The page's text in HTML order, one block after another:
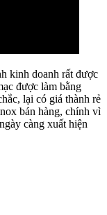
kinh doanh rất được
được làm bằng
lại có giá thành rẻ
bán hàng, chính vì
ngày càng xuất hiện